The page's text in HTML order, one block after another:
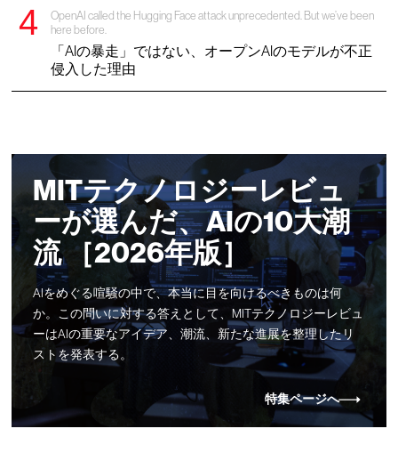
OpenAI called the Hugging Face attack unprecedented. But we’ve been
here before.
「AIの暴走」ではない、オープンAIのモデルが不正
侵入した理由
MITテクノロジーレビュ
ーが選んだ、AIの10大潮
流 ［2026年版］
AIをめぐる喧騒の中で、本当に目を向けるべきものは何
か。この問いに対する答えとして、MITテクノロジーレビュ
ーはAIの重要なアイデア、潮流、新たな進展を整理したリ
ストを発表する。
特集ページへ